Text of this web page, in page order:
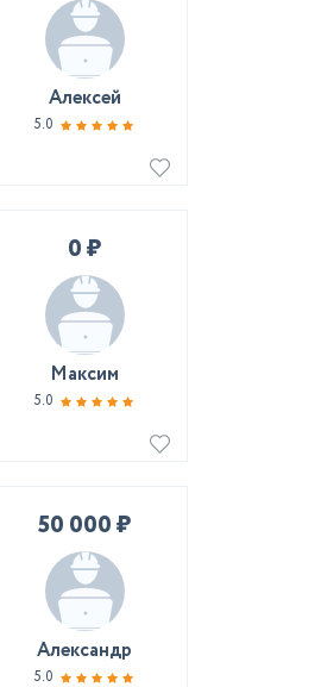
Алексей
5.0
0 ₽
Максим
5.0
50 000 ₽
Александр
5.0